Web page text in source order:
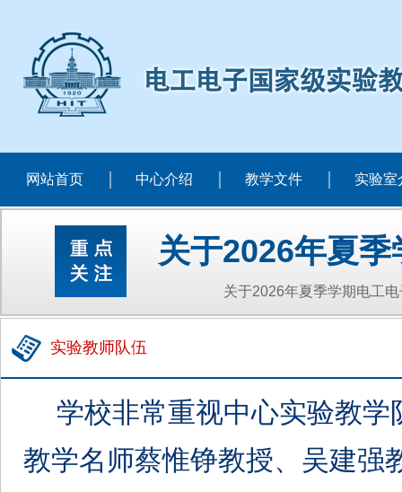
网站首页 中心介绍 教学文件 实验室
关于2026年夏
关于2026年夏季学期电工
实验教师队伍
学校非常重视中心实验教
教学名师蔡惟铮教授、吴建强